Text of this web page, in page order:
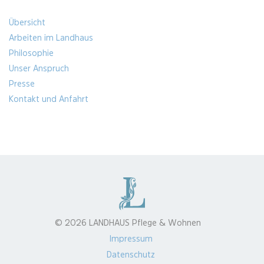
elektronisch
erhoben
und
gespeichert
werden.
Übersicht
Arbeiten im Landhaus
Philosophie
Unser Anspruch
Presse
Kontakt und Anfahrt
© 2026 LANDHAUS Pflege & Wohnen
Impressum
Datenschutz